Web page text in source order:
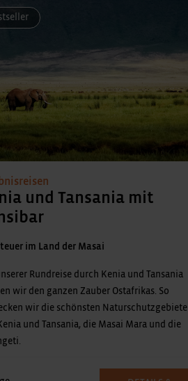
und Tansania mit
im Land der Masai
Rundreise durch Kenia und Tansania
wir den ganzen Zauber Ostafrikas. So
wir die schönsten Naturschutzgebiete
und Tansania, die Masai Mara und die